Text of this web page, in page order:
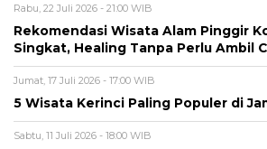
Rabu, 22 Juli 2026 - 21:00 WIB
Rekomendasi Wisata Alam Pinggir
Singkat, Healing Tanpa Perlu Ambil
Jumat, 17 Juli 2026 - 17:00 WIB
5 Wisata Kerinci Paling Populer di
Sabtu, 11 Juli 2026 - 18:00 WIB